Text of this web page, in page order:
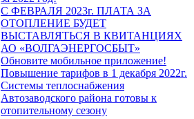
С ФЕВРАЛЯ 2023г. ПЛАТА ЗА
ОТОПЛЕНИЕ БУДЕТ
ВЫСТАВЛЯТЬСЯ В КВИТАНЦИЯХ
АО «ВОЛГАЭНЕРГОСБЫТ»
Обновите мобильное приложение!
Повышение тарифов в 1 декабря 2022г.
Системы теплоснабжения
Автозаводского района готовы к
отопительному сезону